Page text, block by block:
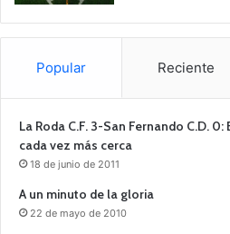
Popular Reciente
La Roda C.F. 3-San Fernando C.D.
cada vez más cerca
18 de junio de 2011
A un minuto de la gloria
22 de mayo de 2010